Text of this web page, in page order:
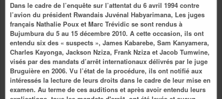
Dans le cadre de l’enquête sur l’attentat du 6 avril 1994 contre
l’avion du président Rwandais Juvénal Habyarimana, Les juges
français Nathalie Poux et Marc Trévidic se sont rendus à
Bujumbura du 5 au 15 décembre 2010. A cette occasion, ils ont
entendu six des « suspects », James Kabarebe, Sam Kanyamera,
Charles Kayonga, Jackson Nziza, Frank Nziza et Jacob Tumwine,
visés par des mandats d’arrêt internationaux délivrés par le juge
Bruguière en 2006. Vu l’état de la procédure, ils ont notifié aux
intéressés la lecture de leurs droits dans le cadre de leur mise en
examen. Au terme de ces auditions et après avoir entendu leurs